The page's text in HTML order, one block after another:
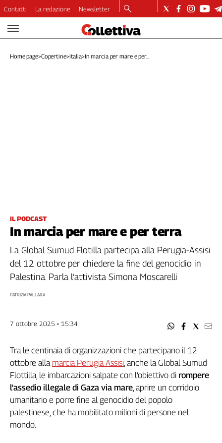
Video
Dirette
Filcams
Fillea
Filt
Fiom
Fisac
Inca
Speciali
Contatti La redazione Newsletter
Home page>Copertine>Italia>In marcia per mare e per...
IL PODCAST
In marcia per mare e per terra
La Global Sumud Flotilla partecipa alla Perugia-Assisi
del 12 ottobre per chiedere la fine del genocidio in
Palestina. Parla l’attivista Simona Moscarelli
PATRIZIA PALLARA
7 ottobre 2025 • 15:34
Tra le centinaia di organizzazioni che partecipano il 12
ottobre alla marcia Perugia Assisi, anche la Global Sumud
Flottilla, le imbarcazioni salpate con l’obiettivo di rompere
l'assedio illegale di Gaza via mare, aprire un corridoio
umanitario e porre fine al genocidio del popolo
palestinese, che ha mobilitato milioni di persone nel
mondo.